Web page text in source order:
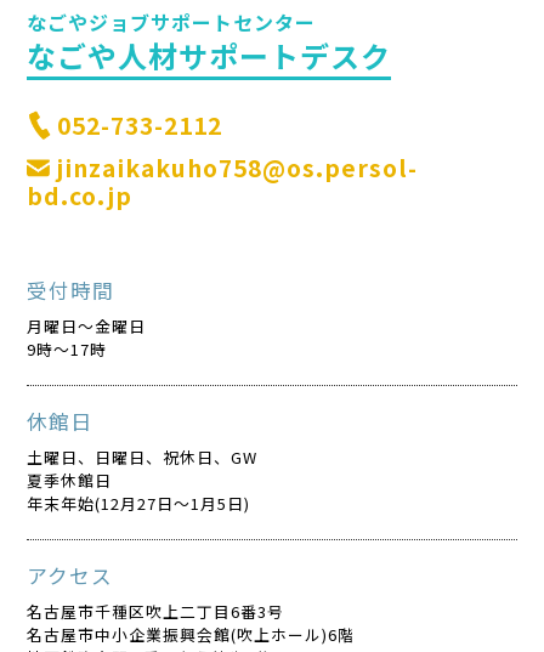
なごやジョブサポートセンター
なごや人材サポートデスク
052-733-2112
jinzaikakuho758@os.persol-
bd.co.jp
受付時間
月曜日～金曜日
9時～17時
休館日
土曜日、日曜日、祝休日、GW
夏季休館日
年末年始(12月27日～1月5日)
アクセス
名古屋市千種区吹上二丁目6番3号
名古屋市中小企業振興会館(吹上ホール)6階